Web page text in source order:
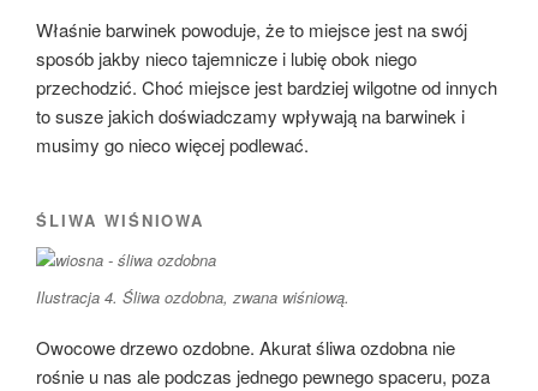
Właśnie barwinek powoduje, że to miejsce jest na swój
sposób jakby nieco tajemnicze i lubię obok niego
przechodzić. Choć miejsce jest bardziej wilgotne od innych
to susze jakich doświadczamy wpływają na barwinek i
musimy go nieco więcej podlewać.
ŚLIWA WIŚNIOWA
Ilustracja 4. Śliwa ozdobna, zwana wiśniową.
Owocowe drzewo ozdobne. Akurat śliwa ozdobna nie
rośnie u nas ale podczas jednego pewnego spaceru, poza